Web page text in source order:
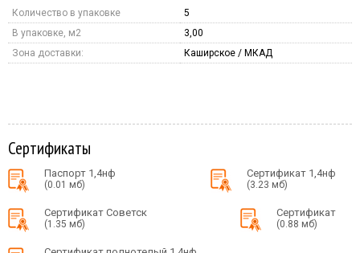
Количество в упаковке
5
В упаковке, м2
3,00
Зона доставки:
Каширское / МКАД
Сертификаты
Паспорт 1,4нф
(0.01 мб)
Сертификат 1,4нф
(3.23 мб)
Сертификат Советск
(1.35 мб)
Сертификат
(0.88 мб)